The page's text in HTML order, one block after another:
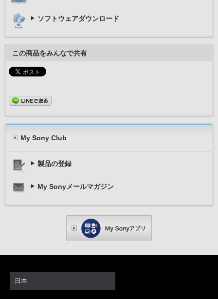
ソフトウェアダウンロード
この商品をみんなで共有
My Sony Club
製品の登録
My Sonyメールマガジン
日本